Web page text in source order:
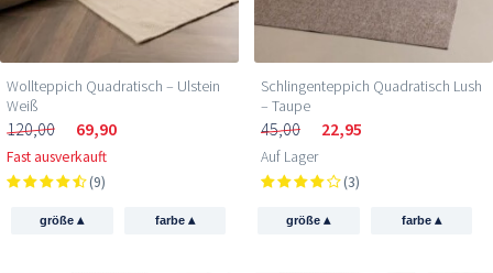
Wollteppich Quadratisch – Ulstein
Weiß
120,00 69,90
Fast ausverkauft
(9)
größe▴ farbe ▴
Schlingenteppich Quadratisch Lush
– Taupe
45,00 22,95
Auf Lager
(3)
größe▴ farbe ▴